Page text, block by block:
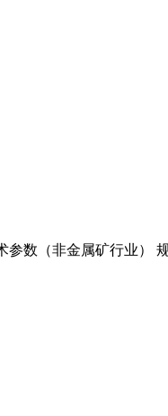
参数（非金属矿行业）